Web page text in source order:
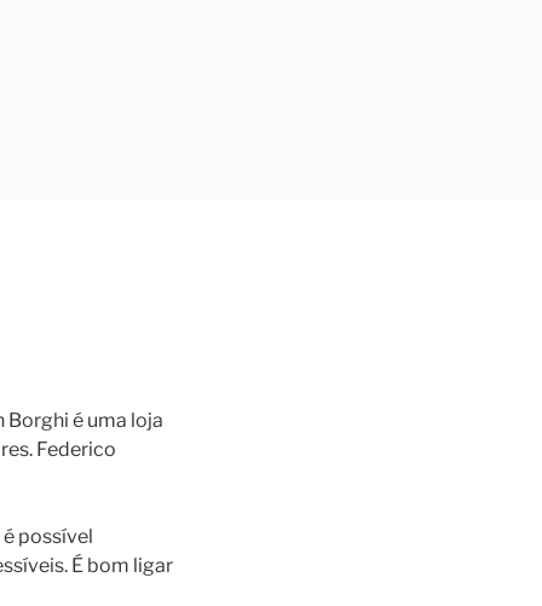
Borghi é uma loja
Federico
possível
É bom ligar